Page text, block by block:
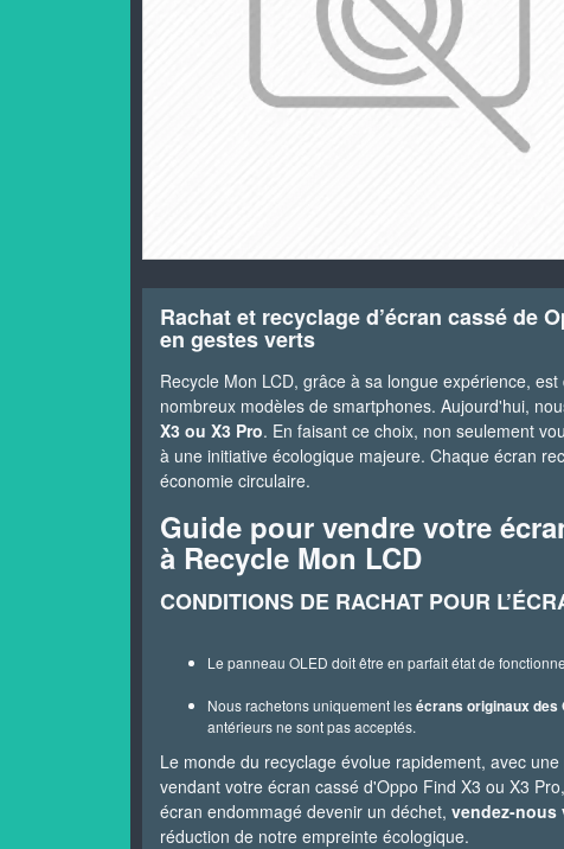
Rachat et recyclage d’écran cassé de
en gestes verts
Recycle Mon LCD, grâce à sa longue expérience,
nombreux modèles de smartphones. Aujourd'hui,
X3 ou X3 Pro. En faisant ce choix, non seulement
à une initiative écologique majeure. Chaque écran
économie circulaire.
Guide pour vendre votre
à Recycle Mon LCD
CONDITIONS DE RACHAT POUR
Le panneau OLED doit être en parfait état de
Nous rachetons uniquement lesécrans originaux des
antérieurs ne sont pas acceptés.
Le monde du recyclage évolue rapidement, avec
vendant votre écran cassé d'Oppo Find X3 ou X3
écran endommagé devenir un déchet, vendez-nous
réduction de notre empreinte écologique.